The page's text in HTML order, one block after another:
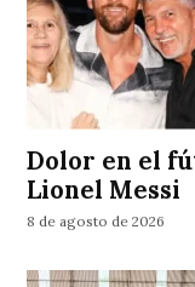
Dolor en el
Lionel Messi
8 de agosto de 2026